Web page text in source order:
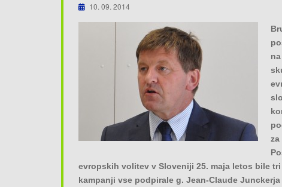
10. 09. 2014
evropskih volitev v Sloveniji 25. maja letos bile
kampanji vse podpirale g. Jean-Claude